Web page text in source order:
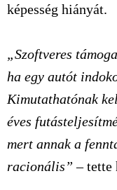
képesség hiányát.
„Szoftveres
ha egy autót
Kimutathatónak
éves
mert annak a
racionális” – tette